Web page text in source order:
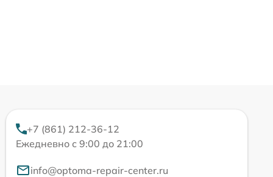
+7 (861) 212-36-12
Ежедневно с 9:00 до 21:00
info@optoma-repair-center.ru